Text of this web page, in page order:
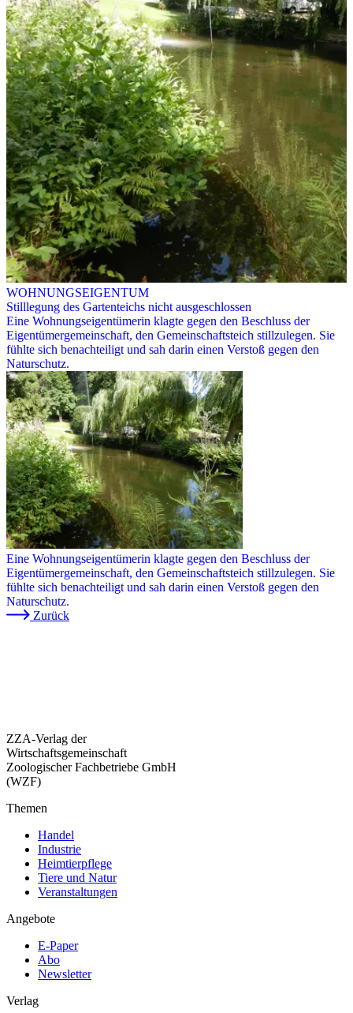
WOHNUNGSEIGENTUM
Stilllegung des Gartenteichs nicht ausgeschlossen
Eine Wohnungseigentümerin klagte gegen den Beschluss der
Eigentümergemeinschaft, den Gemeinschaftsteich stillzulegen. Sie
fühlte sich benachteiligt und sah darin einen Verstoß gegen den
Naturschutz.
Eine Wohnungseigentümerin klagte gegen den Beschluss der
Eigentümergemeinschaft, den Gemeinschaftsteich stillzulegen. Sie
fühlte sich benachteiligt und sah darin einen Verstoß gegen den
Naturschutz.
Zurück
ZZA-Verlag der
Wirtschaftsgemeinschaft
Zoologischer Fachbetriebe GmbH
(WZF)
Themen
Handel
Industrie
Heimtierpflege
Tiere und Natur
Veranstaltungen
Angebote
E-Paper
Abo
Newsletter
Verlag